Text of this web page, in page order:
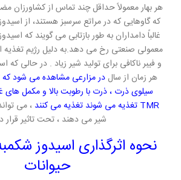
هر بهار معمولاً حداقل چند تماس از کشاورزان
که گاوهایی که در مراتع سرسبز هستند، از
غالباً دامداران به طور بازتابی می گویند که
معمولی صنعتی رخ می دهد.به دلیل رژیم تغذیه
و فیبر ناکافی برای تولید شیر زیاد . در حالی که
هر زمان از سال در مزارعی مشاهده می شود که
سیلوی ذرت ، ذرت با رطوبت بالا و مکمل های
TMR تغذیه می شوند تغذیه می کنند
، می
شیر می دهند ، تحت تاثیر قرار
نحوه اثرگذاری اسیدوز
حیوانات